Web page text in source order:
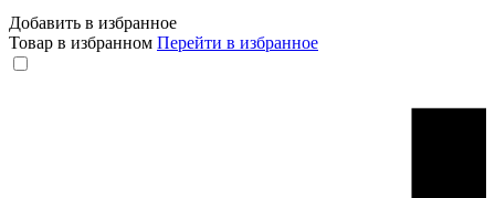
Добавить в избранное
Товар в избранном Перейти в избранное